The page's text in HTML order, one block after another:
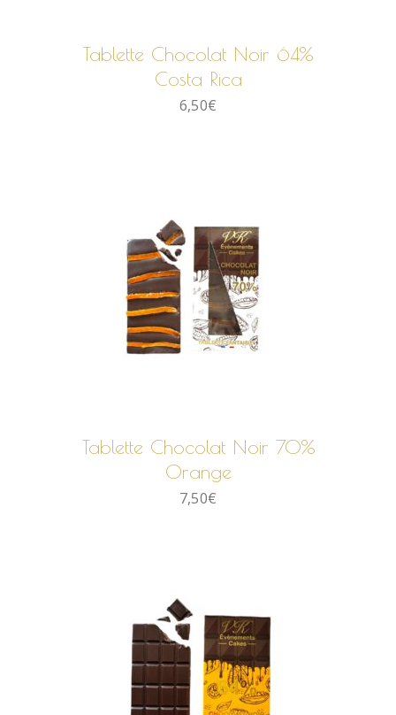
Tablette Chocolat Noir 64%
Costa Rica
6,50€
Tablette Chocolat Noir 70%
Orange
7,50€